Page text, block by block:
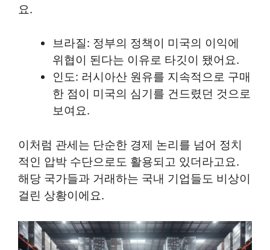
요.
브라질: 정부의 정책이 미국의 이익에
위협이 된다는 이유로 타깃이 됐어요.
인도: 러시아산 원유를 지속적으로 구매
한 점이 미국의 심기를 건드렸던 것으로
보여요.
이처럼 관세는 단순한 경제 논리를 넘어 정치
적인 압박 수단으로도 활용되고 있더라고요.
해당 국가들과 거래하는 국내 기업들도 비상이
걸린 상황이에요.